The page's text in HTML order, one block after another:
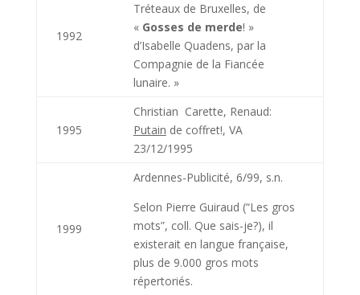
1992
Tréteaux de Bruxelles, de
« Gosses de merde! »
d’Isabelle Quadens, par la
Compagnie de la Fiancée
lunaire. »
1995
Christian Carette, Renaud:
Putain de coffret!, VA
23/12/1995
1999
Ardennes-Publicité, 6/99, s.n.
Selon Pierre Guiraud (“Les gros
mots”, coll. Que sais-je?), il
existerait en langue française,
plus de 9.000 gros mots
répertoriés.